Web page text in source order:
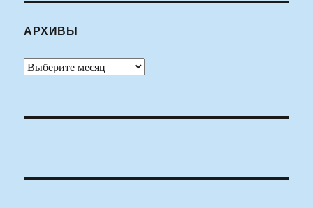
АРХИВЫ
Архивы